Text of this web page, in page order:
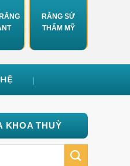
RĂNG SỨ
THẨM MỸ
KHOA THUỲ